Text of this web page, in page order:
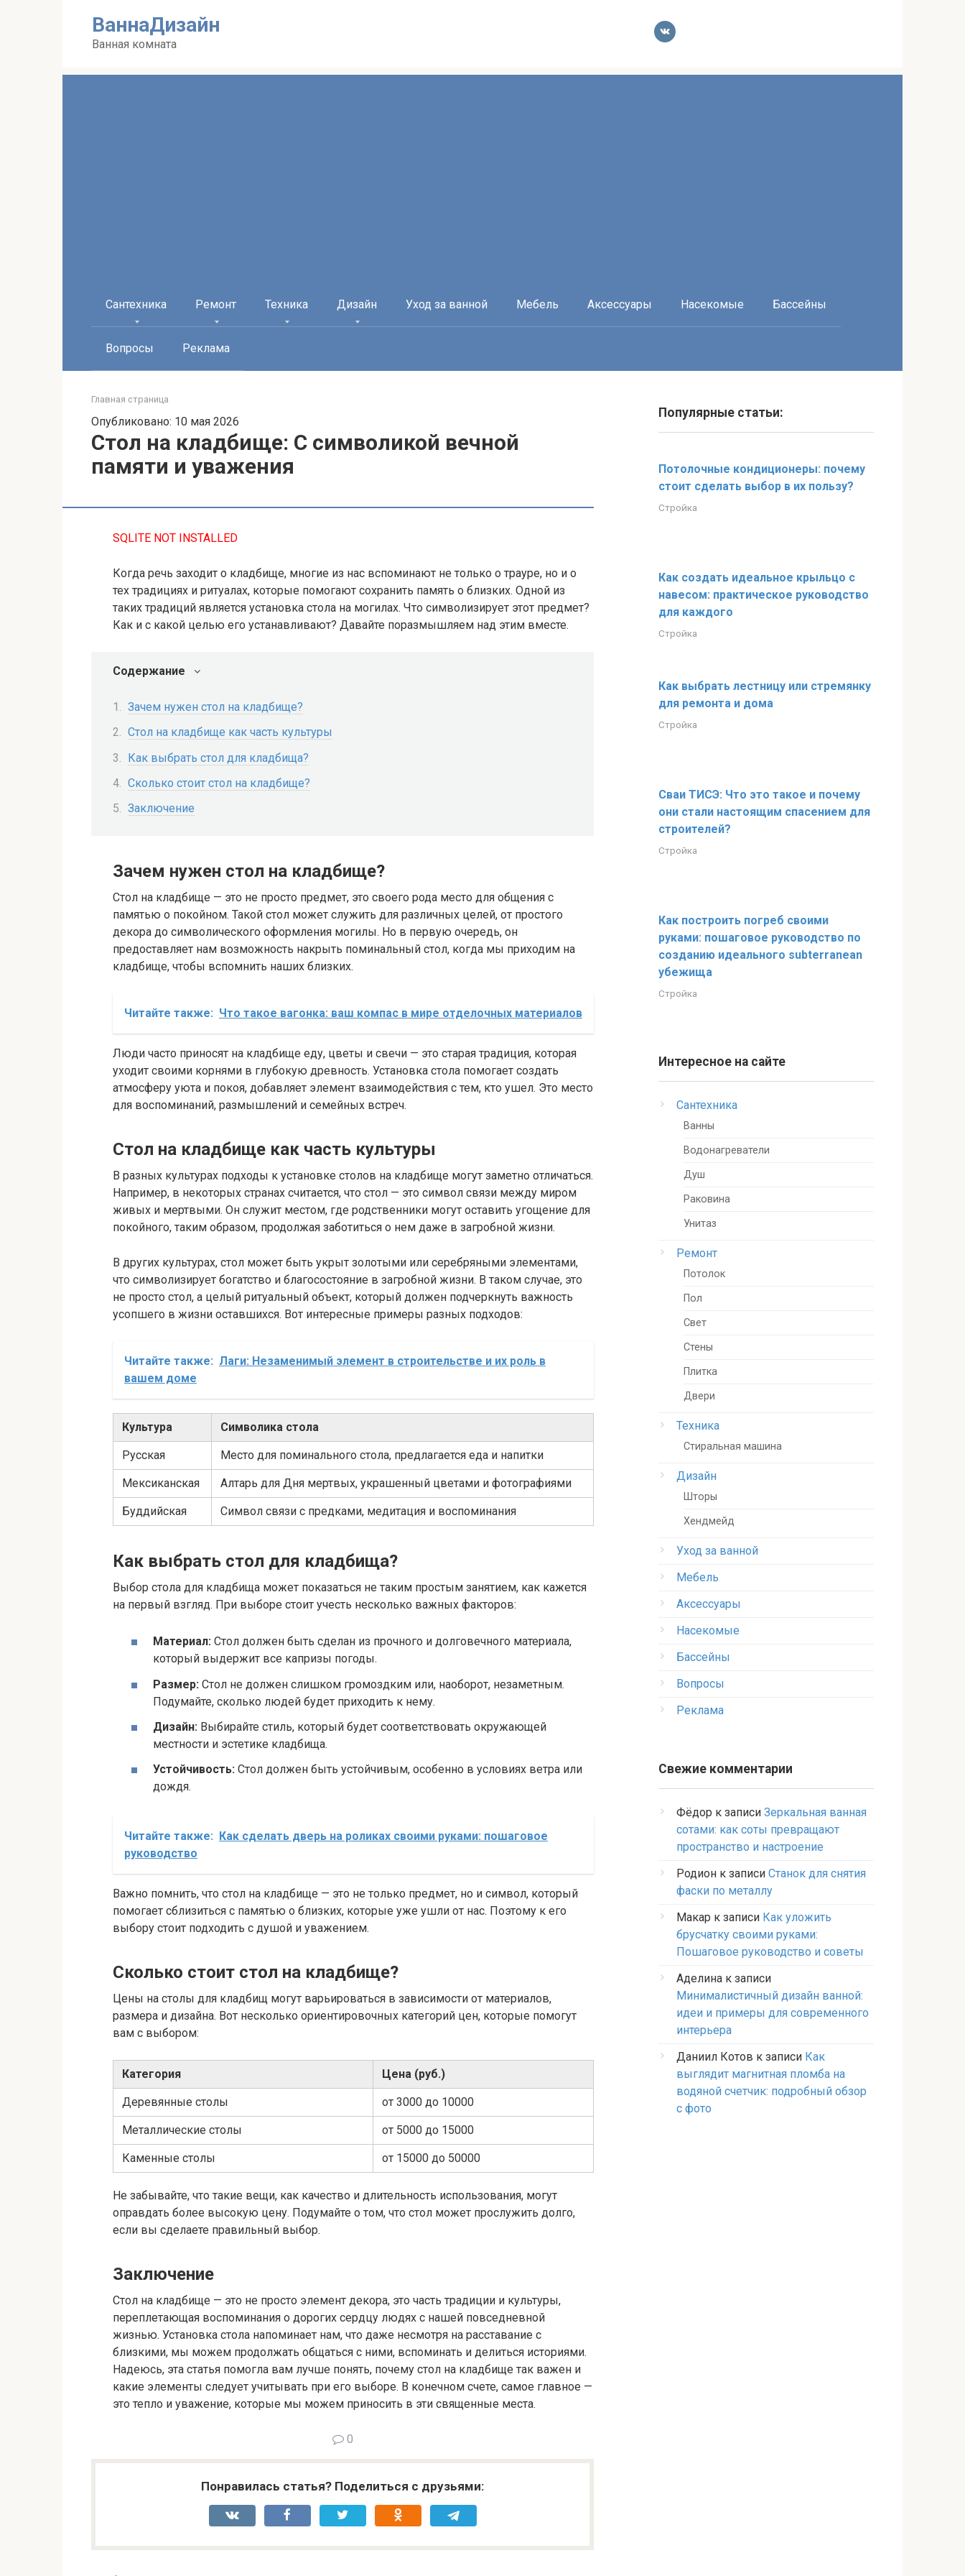
ВаннаДизайн
Ванная комната
Сантехника Ремонт Техника Дизайн Уход за ванной Мебель Аксессуары Насекомые Бассейны
Вопросы Реклама
Главная страница
Опубликовано: 10 мая 2026
Стол на кладбище: С символикой вечной
памяти и уважения
SQLITE NOT INSTALLED
Когда речь заходит о кладбище, многие из нас вспоминают не только о трауре, но и о
тех традициях и ритуалах, которые помогают сохранить память о близких. Одной из
таких традиций является установка стола на могилах. Что символизирует этот предмет?
Как и с какой целью его устанавливают? Давайте поразмышляем над этим вместе.
Содержание
Зачем нужен стол на кладбище?
Стол на кладбище как часть культуры
Как выбрать стол для кладбища?
Сколько стоит стол на кладбище?
Заключение
Зачем нужен стол на кладбище?
Стол на кладбище — это не просто предмет, это своего рода место для общения с
памятью о покойном. Такой стол может служить для различных целей, от простого
декора до символического оформления могилы. Но в первую очередь, он
предоставляет нам возможность накрыть поминальный стол, когда мы приходим на
кладбище, чтобы вспомнить наших близких.
Читайте также: Что такое вагонка: ваш компас в мире отделочных материалов
Люди часто приносят на кладбище еду, цветы и свечи — это старая традиция, которая
уходит своими корнями в глубокую древность. Установка стола помогает создать
атмосферу уюта и покоя, добавляет элемент взаимодействия с тем, кто ушел. Это место
для воспоминаний, размышлений и семейных встреч.
Стол на кладбище как часть культуры
В разных культурах подходы к установке столов на кладбище могут заметно отличаться.
Например, в некоторых странах считается, что стол — это символ связи между миром
живых и мертвыми. Он служит местом, где родственники могут оставить угощение для
покойного, таким образом, продолжая заботиться о нем даже в загробной жизни.
В других культурах, стол может быть укрыт золотыми или серебряными элементами,
что символизирует богатство и благосостояние в загробной жизни. В таком случае, это
не просто стол, а целый ритуальный объект, который должен подчеркнуть важность
усопшего в жизни оставшихся. Вот интересные примеры разных подходов:
Читайте также: Лаги: Незаменимый элемент в строительстве и их роль в
вашем доме
Культура Символика стола
Русская Место для поминального стола, предлагается еда и напитки
Мексиканская Алтарь для Дня мертвых, украшенный цветами и фотографиями
Буддийская Символ связи с предками, медитация и воспоминания
Как выбрать стол для кладбища?
Выбор стола для кладбища может показаться не таким простым занятием, как кажется
на первый взгляд. При выборе стоит учесть несколько важных факторов:
Материал: Стол должен быть сделан из прочного и долговечного материала,
который выдержит все капризы погоды.
Размер: Стол не должен слишком громоздким или, наоборот, незаметным.
Подумайте, сколько людей будет приходить к нему.
Дизайн: Выбирайте стиль, который будет соответствовать окружающей
местности и эстетике кладбища.
Устойчивость: Стол должен быть устойчивым, особенно в условиях ветра или
дождя.
Читайте также: Как сделать дверь на роликах своими руками: пошаговое
руководство
Важно помнить, что стол на кладбище — это не только предмет, но и символ, который
помогает сблизиться с памятью о близких, которые уже ушли от нас. Поэтому к его
выбору стоит подходить с душой и уважением.
Сколько стоит стол на кладбище?
Цены на столы для кладбищ могут варьироваться в зависимости от материалов,
размера и дизайна. Вот несколько ориентировочных категорий цен, которые помогут
вам с выбором:
Категория Цена (руб.)
Деревянные столы от 3000 до 10000
Металлические столы от 5000 до 15000
Каменные столы от 15000 до 50000
Не забывайте, что такие вещи, как качество и длительность использования, могут
оправдать более высокую цену. Подумайте о том, что стол может прослужить долго,
если вы сделаете правильный выбор.
Заключение
Стол на кладбище — это не просто элемент декора, это часть традиции и культуры,
переплетающая воспоминания о дорогих сердцу людях с нашей повседневной
жизнью. Установка стола напоминает нам, что даже несмотря на расставание с
близкими, мы можем продолжать общаться с ними, вспоминать и делиться историями.
Надеюсь, эта статья помогла вам лучше понять, почему стол на кладбище так важен и
какие элементы следует учитывать при его выборе. В конечном счете, самое главное —
это тепло и уважение, которые мы можем приносить в эти священные места.
0
Понравилась статья? Поделиться с друзьями:
Популярные статьи:
Потолочные кондиционеры: почему
стоит сделать выбор в их пользу?
Стройка
Как создать идеальное крыльцо с
навесом: практическое руководство
для каждого
Стройка
Как выбрать лестницу или стремянку
для ремонта и дома
Стройка
Сваи ТИСЭ: Что это такое и почему
они стали настоящим спасением для
строителей?
Стройка
Как построить погреб своими
руками: пошаговое руководство по
созданию идеального subterranean
убежища
Стройка
Интересное на сайте
Сантехника
Ванны
Водонагреватели
Душ
Раковина
Унитаз
Ремонт
Потолок
Пол
Свет
Стены
Плитка
Двери
Техника
Стиральная машина
Дизайн
Шторы
Хендмейд
Уход за ванной
Мебель
Аксессуары
Насекомые
Бассейны
Вопросы
Реклама
Свежие комментарии
Фёдор к записи Зеркальная ванная
сотами: как соты превращают
пространство и настроение
Родион к записи Станок для снятия
фаски по металлу
Макар к записи Как уложить
брусчатку своими руками:
Пошаговое руководство и советы
Аделина к записи
Минималистичный дизайн ванной:
идеи и примеры для современного
интерьера
Даниил Котов к записи Как
выглядит магнитная пломба на
водяной счетчик: подробный обзор
с фото